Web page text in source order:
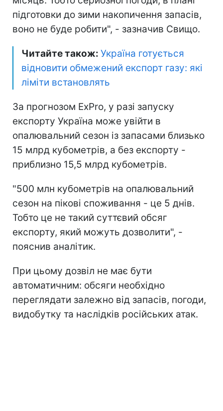
підготовки до зими накопичення запасів,
воно не буде робити", - зазначив Свищо.
Читайте також: Україна готується
відновити обмежений експорт газу: які
ліміти встановлять
За прогнозом ExPro, у разі запуску
експорту Україна може увійти в
опалювальний сезон із запасами близько
15 млрд кубометрів, а без експорту -
приблизно 15,5 млрд кубометрів.
"500 млн кубометрів на опалювальний
сезон на пікові споживання - це 5 днів.
Тобто це не такий суттєвий обсяг
експорту, який можуть дозволити", -
пояснив аналітик.
При цьому дозвіл не має бути
автоматичним: обсяги необхідно
переглядати залежно від запасів, погоди,
видобутку та наслідків російських атак.